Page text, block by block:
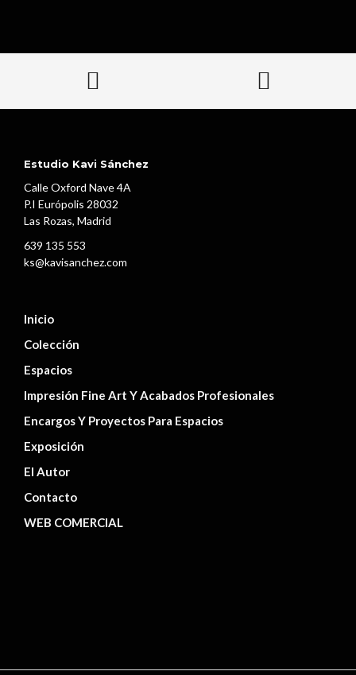
Estudio Kavi Sánchez
Calle Oxford Nave 4A
P.I Európolis 28032
Las Rozas, Madrid
639 135 553
ks@kavisanchez.com
Inicio
Colección
Espacios
Impresión Fine Art Y Acabados Profesionales
Encargos Y Proyectos Para Espacios
Exposición
El Autor
Contacto
WEB COMERCIAL